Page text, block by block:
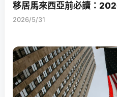
移居馬來西亞前必讀：
2026/5/31